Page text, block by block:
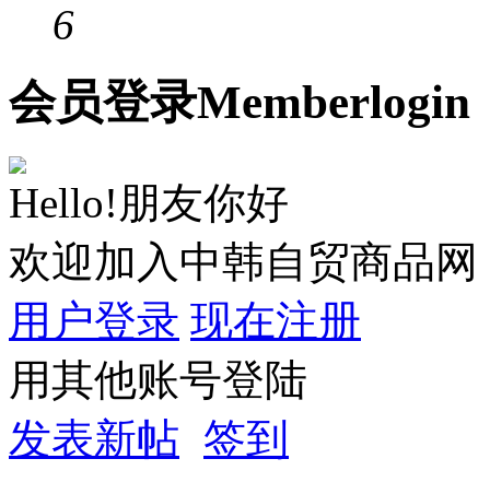
6
会员登录Memberlogin
Hello!朋友你好
欢迎加入中韩自贸商品网
用户登录 现在注册
用其他账号登陆
发表新帖 签到